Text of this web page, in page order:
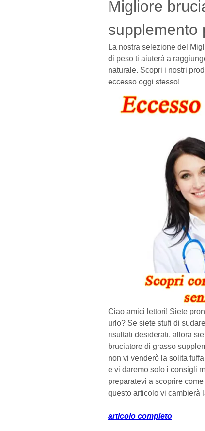
Migliore
supplemento
La nostra selezione del
di peso ti aiuterà a
naturale. Scopri i nostri
eccesso oggi stesso!
Ciao amici lettori! Siete
urlo? Se siete stufi di
risultati desiderati, allora
bruciatore di grasso
non vi venderò la solita
e vi daremo solo i consigli
preparatevi a scoprire
questo articolo vi cambierà
articolo completo